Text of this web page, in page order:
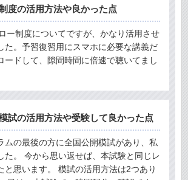
度の活用方法や良かった点
ー制度についてですが、かなり活用させ
た。予習復習用にスマホに必要な講義だ
ードして、隙間時間に倍速で聴いてまし
試の活用方法や受験して良かった点
ムの最後の方に全国公開模試があり、私
た。 今から思い返せば、本試験と同じレ
と思います。 模試の活用方法は2つあり